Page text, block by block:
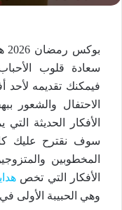
سعادة قلوب
فيمكنك تقديمه لأحد
الاحتفال والشعور
الأفكار الحديثة
سوف نقترح عليك
المخطوبين
الأفكار التي تخص
وهي الحبيبة الأولى